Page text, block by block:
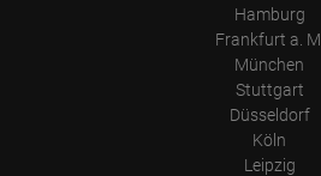
Hamburg
Frankfurt a. M.
München
Stuttgart
Düsseldorf
Köln
Leipzig